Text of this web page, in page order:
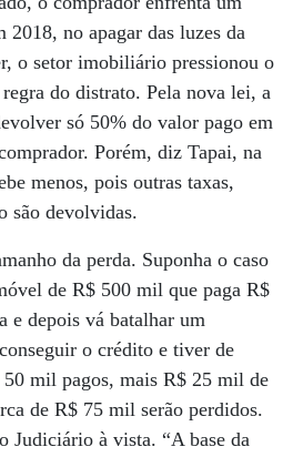
no apagar das luzes da
o setor imobiliário pressionou o
do distrato. Pela nova lei, a
só 50% do valor pago em
Porém, diz Tapai, na
menos, pois outras taxas,
são devolvidas.
da perda. Suponha o caso
de R$ 500 mil que paga R$
e depois vá batalhar um
o crédito e tiver de
mil pagos, mais R$ 25 mil de
de R$ 75 mil serão perdidos.
Judiciário à vista. “A base da